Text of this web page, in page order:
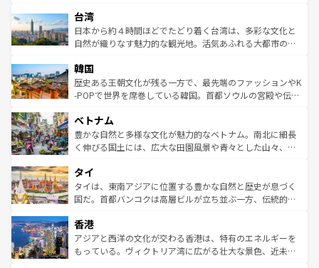
ならではの贅沢な旅のスタイルだ。 なお、新着のアメリカ
情報はコンテンツ一覧を参照してほしい。
れるおもてなしの心で訪れる人々を迎えてくれるハワイの
人々、おいしいローカルフードやハワイアンミュージッ
ク、伝統的なフラダンスなど、すべてがハワイの魅力を彩
ワイを、存分に味わってほしい。 なお、新着のハワイ情報
はコンテンツ一覧を参照してほしい。
リアリーフや大陸中央部にそびえるウルル（エアーズロッ
ク）、タスマニアの美しい原生林やケアンズの熱帯雨林な
ど、見どころがたくさん。また、カフェやワイン、オージ
いる。アクティビティも充実しており、サーフィンやダイ
ビング、ハイキングなど、アウトドア好きにはたまらな
い。オーストラリアの多彩な魅力を存分に味わいつくそ
参照してほしい。
台湾
日本から約４時間ほどでたどり着く台湾は、多彩な文化と
自然が織りなす魅力的な観光地。活気あふれる大都市の台
ン）、静ひつな山岳地帯である台湾東部など、都市の喧騒
と山間の静けさが共存しており、訪れる人に新しい発見と
驚きをもたらしてくれる。また、奥深い台湾の食文化も魅
容にもいいと評判のスイーツなど、バラエティ豊かな料理
が味わえる。 なお、新着の台湾情報は コンテンツ一覧を参
照してほしい。
韓国
歴史ある王朝文化が残る一方で、最先端のファッションやK
-POPで世界を席巻している韓国。首都ソウルの宮殿や伝統
き、地方に足を延ばせば四季折々の自然美を楽しむことが
できる。そして、キムチや焼肉、絶品のストリートフード
まで、さまざまな韓国料理が待っている。夜には、韓国な
リティに包まれながら、韓国の多彩な魅力を心ゆくまで味
わってみてほしい。 なお、新着の韓国情報はコンテンツ一
覧を参照してほしい。
ベトナム
豊かな自然と多様な文化が魅力的なベトナム。南北に細長
く伸びる国土には、広大な田園風景や青々とした山々、世
急速な発展と共に伝統が息づく。ハノイの古い町並みやホ
ーチミン市のフランス統治時代の建物も、独特の雰囲気を
醸し出している。また、バラエティの豊かさとおいしさで
とつ。フォーやバインミー、ベトナムコーヒーなどは、ぜ
ひ現地で味わいたい。どの地域を訪れてもあたたかい人々
が旅行者を迎えてくれるので、きっと忘れられない旅にな
タイ
タイは、東南アジアに位置する豊かな自然と歴史が息づく
国だ。首都バンコクは高層ビルが立ち並ぶ一方、伝統的な
の活気が交差している。北部ではチェンマイなどの山岳地
帯で自然と触れ合い、南部ではプーケットやクラビの美し
いビーチでリゾート気分を楽しむことができる。タイ料理
香港
アジアと西洋の文化が交わる香港は、特有のエネルギーを
もっている。ヴィクトリア湾に広がる壮大な景色、近未来